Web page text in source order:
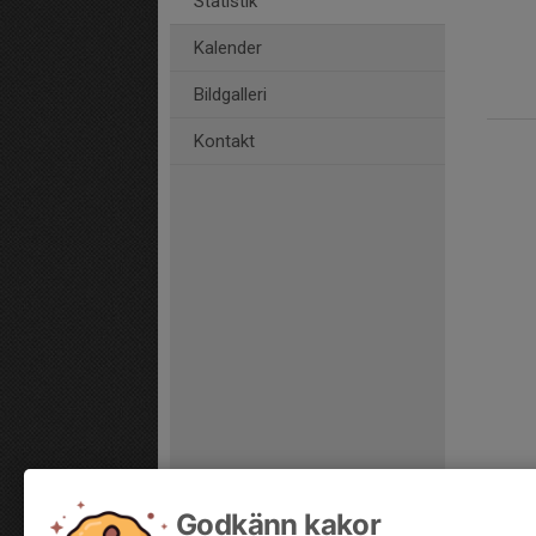
Kalender
Bildgalleri
Kontakt
Godkänn kakor